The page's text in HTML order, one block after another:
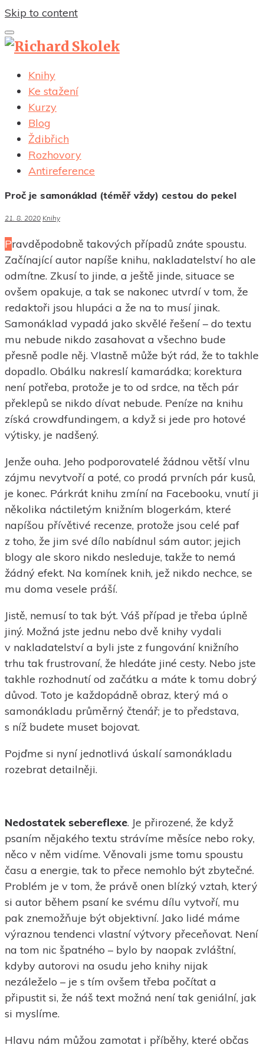
Skip to content
Knihy
Ke stažení
Kurzy
Blog
Ždibřich
Rozhovory
Antireference
Proč je samonáklad (téměř vždy) cestou do pekel
21. 8. 2020 Knihy
Pravděpodobně takových případů znáte spoustu.
Začínající autor napíše knihu, nakladatelství ho ale
odmítne. Zkusí to jinde, a ještě jinde, situace se
ovšem opakuje, a tak se nakonec utvrdí v tom, že
redaktoři jsou hlupáci a že na to musí jinak.
Samonáklad vypadá jako skvělé řešení – do textu
mu nebude nikdo zasahovat a všechno bude
přesně podle něj. Vlastně může být rád, že to takhle
dopadlo. Obálku nakreslí kamarádka; korektura
není potřeba, protože je to od srdce, na těch pár
překlepů se nikdo dívat nebude. Peníze na knihu
získá crowdfundingem, a když si jede pro hotové
výtisky, je nadšený.
Jenže ouha. Jeho podporovatelé žádnou větší vlnu
zájmu nevytvoří a poté, co prodá prvních pár kusů,
je konec. Párkrát knihu zmíní na Facebooku, vnutí ji
několika náctiletým knižním blogerkám, které
napíšou přívětivé recenze, protože jsou celé paf
z toho, že jim své dílo nabídnul sám autor; jejich
blogy ale skoro nikdo nesleduje, takže to nemá
žádný efekt. Na komínek knih, jež nikdo nechce, se
mu doma vesele práší.
Jistě, nemusí to tak být. Váš případ je třeba úplně
jiný. Možná jste jednu nebo dvě knihy vydali
v nakladatelství a byli jste z fungování knižního
trhu tak frustrovaní, že hledáte jiné cesty. Nebo jste
takhle rozhodnutí od začátku a máte k tomu dobrý
důvod. Toto je každopádně obraz, který má o
samonákladu průměrný čtenář; je to představa,
s níž budete muset bojovat.
Pojďme si nyní jednotlivá úskalí samonákladu
rozebrat detailněji.
Nedostatek sebereflexe. Je přirozené, že když
psaním nějakého textu strávíme měsíce nebo roky,
něco v něm vidíme. Věnovali jsme tomu spoustu
času a energie, tak to přece nemohlo být zbytečné.
Problém je v tom, že právě onen blízký vztah, který
si autor během psaní ke svému dílu vytvoří, mu
pak znemožňuje být objektivní. Jako lidé máme
výraznou tendenci vlastní výtvory přeceňovat. Není
na tom nic špatného – bylo by naopak zvláštní,
kdyby autorovi na osudu jeho knihy nijak
nezáleželo – je s tím ovšem třeba počítat a
připustit si, že náš text možná není tak geniální, jak
si myslíme.
Hlavu nám můžou zamotat i příběhy, které občas